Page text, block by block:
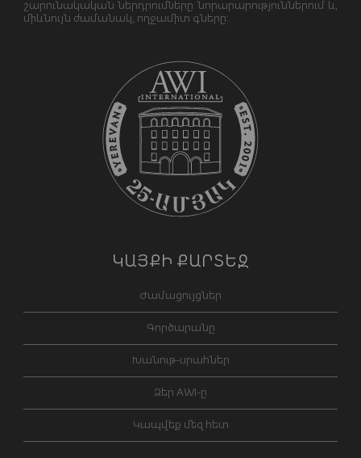
շարունակական ներդրումները նորարարություններում և,
միևնույն ժամանակ, ողջամիտ գները:
ԿԱՅՔԻ ՔԱՐՏԵԶ
Ժամացույցներ
Գործարանը
Խանութ-սրահներ
Ձեր AWI-ը
Կապվեք մեզ հետ